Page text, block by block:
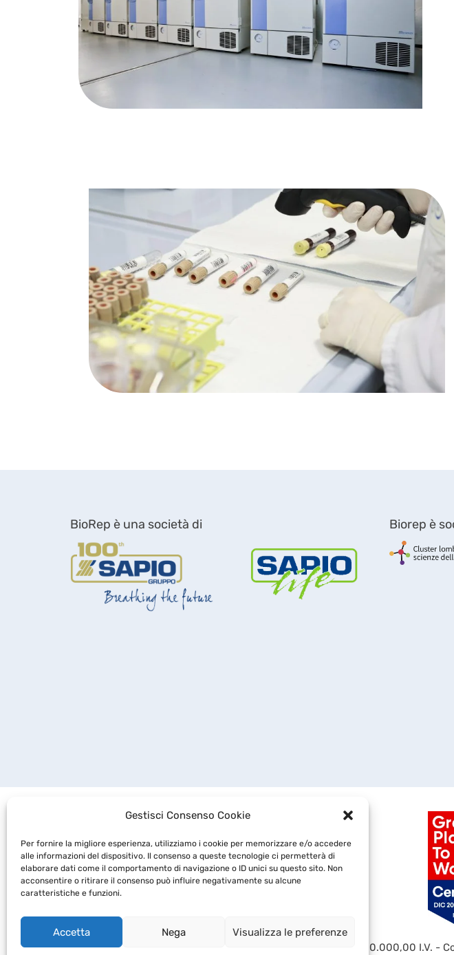
Gestisci Consenso Cookie
Per fornire la migliore esperienza, utilizziamo i cookie per memorizzare e/o accedere
alle informazioni del dispositivo. Il consenso a queste tecnologie ci permetterà di
elaborare dati come il comportamento di navigazione o ID unici su questo sito. Non
acconsentire o ritirare il consenso può influire negativamente su alcune
caratteristiche e funzioni.
Accetta Nega Visualizza le preferenze
BioRep è una società di Biorep è
Copyright 2019 - - CAP. SOC. DELIBERATO € 4.000.000,00 I.V. -